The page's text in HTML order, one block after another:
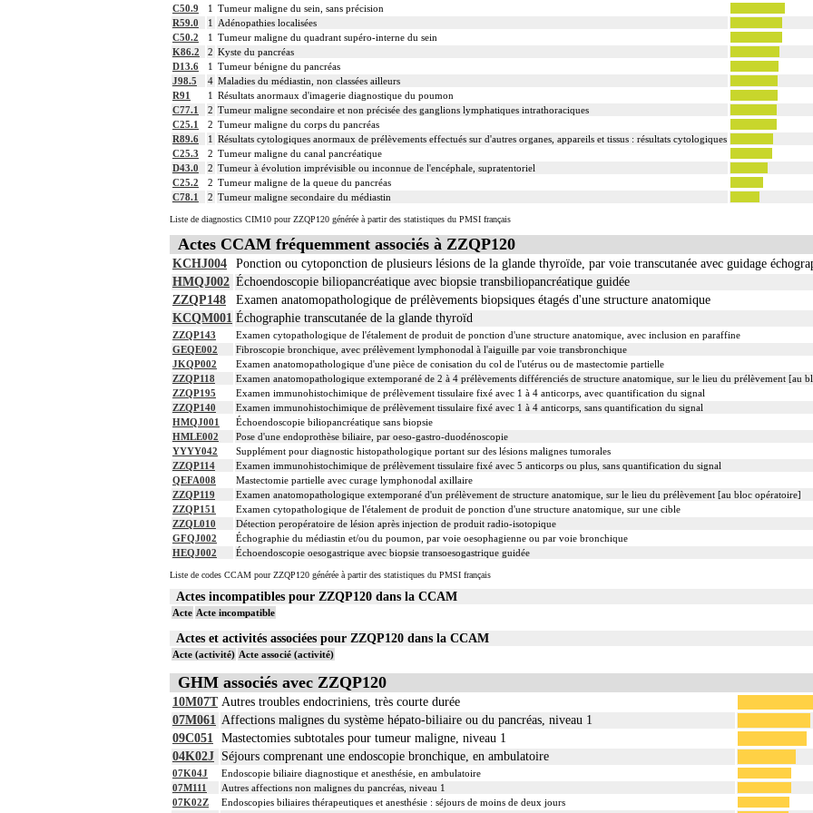
17.2
L'examen anatomopathologique, inclut : l'examen macroscopique et microscopique de pièce d'exérèse
17.2
L'examen anatomopathologique d'un organe inclut : l'examen du feuillet viscéral de son éventuelle séreuse
17.2
L'examen anatomopathologique de pièce d'exérèse inclut : l'échantillonnage, la fixation, l'inclusion, la préparation microscopique avec
d'hématoxyline-éosine ou de phloxine avec ou sans safran, avec ou sans photographie, l'interprétation, les éventuels réexamens aux
Avec ou sans : coloration spéciale
coupes sériées
empreinte par apposition cellulaire
écrasis cellulaire
17.2
Facturation :
un seul acte peut être facturé que l'exérèse soit monobloc ou en fragments non différenciés par le préleveur, partielle ou totale, pour
17
Par organe profond, on entend : tout organe ou toute structure non vasculaire, de localisation intrathoracique ou intraabdominale.
17
Par organe superficiel, on entend : tout organe ou toute structure non vasculaire, en dehors de ces localisations.
17
Par cible, on entend : lésion individualisée à prélever, quel que soit le nombre de ponctions ou de biopsies effectuées à son niveau.
C50.9
1 Tumeur maligne du sein, sans précision
R59.0
1
Adénopathies localisées
C50.2
1 Tumeur maligne du quadrant supéro-interne du sein
K86.2
2 Kyste du pancréas
D13.6
1 Tumeur bénigne du pancréas
J98.5
4 Maladies du médiastin, non classées ailleurs
R91
1 Résultats anormaux d'imagerie diagnostique du poumon
C77.1
2 Tumeur maligne secondaire et non précisée des ganglions lymphatiques intrathoraciques
C25.1
2 Tumeur maligne du corps du pancréas
R89.6
1 Résultats cytologiques anormaux de prélèvements effectués sur d'autres organes, appareils et tissus : résultats cytologiques
C25.3
2 Tumeur maligne du canal pancréatique
D43.0
2 Tumeur à évolution imprévisible ou inconnue de l'encéphale, supratentoriel
C25.2
2 Tumeur maligne de la queue du pancréas
C78.1
2 Tumeur maligne secondaire du médiastin
Liste de diagnostics CIM10 pour ZZQP120 générée à partir des statistiques du PMSI français
Actes CCAM fréquemment associés à ZZQP120
KCHJ004
Ponction ou cytoponction de plusieurs lésions de la glande thyroïde, par voie transcutanée avec guidage
HMQJ002 Échoendoscopie biliopancréatique avec biopsie transbiliopancréatique guidée
ZZQP148
Examen anatomopathologique de prélèvements biopsiques étagés d'une structure anatomique
KCQM001 Échographie transcutanée de la glande thyroïd
ZZQP143
Examen cytopathologique de l'étalement de produit de ponction d'une structure anatomique, avec inclusion en paraffine
GEQE002
Fibroscopie bronchique, avec prélèvement lymphonodal à l'aiguille par voie transbronchique
JKQP002
Examen anatomopathologique d'une pièce de conisation du col de l'utérus ou de mastectomie partielle
ZZQP118
Examen anatomopathologique extemporané de 2 à 4 prélèvements différenciés de structure anatomique, sur le lieu du prélèvement [au
ZZQP195
Examen immunohistochimique de prélèvement tissulaire fixé avec 1 à 4 anticorps, avec quantification du signal
ZZQP140
Examen immunohistochimique de prélèvement tissulaire fixé avec 1 à 4 anticorps, sans quantification du signal
HMQJ001
Échoendoscopie biliopancréatique sans biopsie
HMLE002
Pose d'une endoprothèse biliaire, par oeso-gastro-duodénoscopie
YYYY042
Supplément pour diagnostic histopathologique portant sur des lésions malignes tumorales
ZZQP114
Examen immunohistochimique de prélèvement tissulaire fixé avec 5 anticorps ou plus, sans quantification du signal
QEFA008
Mastectomie partielle avec curage lymphonodal axillaire
ZZQP119
Examen anatomopathologique extemporané d'un prélèvement de structure anatomique, sur le lieu du prélèvement [au bloc opératoire]
ZZQP151
Examen cytopathologique de l'étalement de produit de ponction d'une structure anatomique, sur une cible
ZZQL010
Détection peropératoire de lésion après injection de produit radio-isotopique
GFQJ002
Échographie du médiastin et/ou du poumon, par voie oesophagienne ou par voie bronchique
HEQJ002
Échoendoscopie oesogastrique avec biopsie transoesogastrique guidée
Liste de codes CCAM pour ZZQP120 générée à partir des statistiques du PMSI français
Actes incompatibles pour ZZQP120 dans la CCAM
Acte Acte incompatible
Actes et activités associées pour ZZQP120 dans la CCAM
Acte (activité) Acte associé (activité)
GHM associés avec ZZQP120
10M07T Autres troubles endocriniens, très courte durée
07M061 Affections malignes du système hépato-biliaire ou du pancréas, niveau 1
09C051 Mastectomies subtotales pour tumeur maligne, niveau 1
04K02J Séjours comprenant une endoscopie bronchique, en ambulatoire
07K04J
Endoscopie biliaire diagnostique et anesthésie, en ambulatoire
07M111
Autres affections non malignes du pancréas, niveau 1
07K02Z
Endoscopies biliaires thérapeutiques et anesthésie : séjours de moins de deux jours